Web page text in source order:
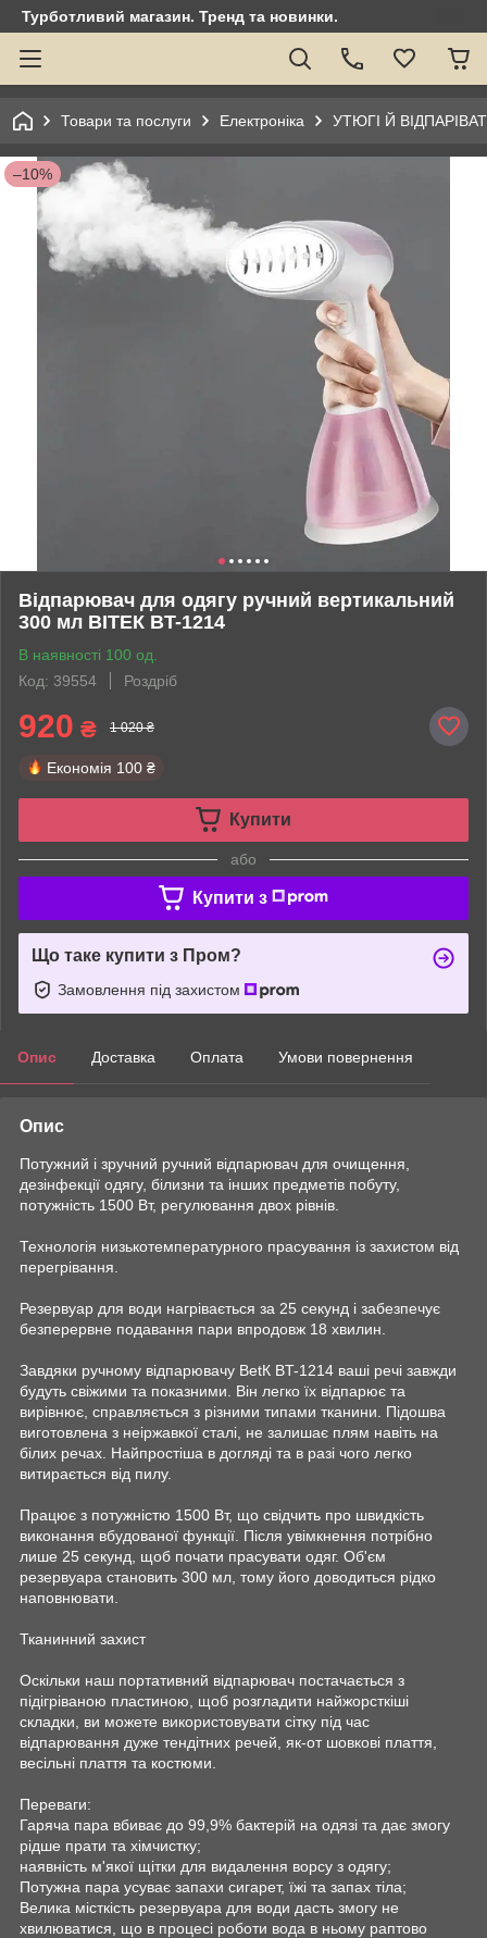
Турботливий магазин. Тренд та новинки.
Товари та послуги Електроніка УТЮГІ Й
–10%
Відпарювач для одягу ручний вертикальний
300 мл ВІТЕК BT-1214
В наявності 100 од.
Код: 39554
Роздріб
920 ₴ 1 020 ₴
Економія 100 ₴
Купити
або
Купити з
Що таке купити з Пром?
Замовлення під захистом
Опис Доставка Оплата Умови повернення
Опис
Потужний і зручний ручний відпарювач для очищення,
дезінфекції одягу, білизни та інших предметів побуту,
потужність 1500 Вт, регулювання двох рівнів.
Технологія низькотемпературного прасування із захистом від
перегрівання.
Резервуар для води нагрівається за 25 секунд і забезпечує
безперервне подавання пари впродовж 18 хвилин.
Завдяки ручному відпарювачу ВetК BT-1214 ваші речі завжди
будуть свіжими та показними. Він легко їх відпарює та
вирівнює, справляється з різними типами тканини. Підошва
виготовлена з неіржавкої сталі, не залишає плям навіть на
білих речах. Найпростіша в догляді та в разі чого легко
витирається від пилу.
Працює з потужністю 1500 Вт, що свідчить про швидкість
виконання вбудованої функції. Після увімкнення потрібно
лише 25 секунд, щоб почати прасувати одяг. Об'єм
резервуара становить 300 мл, тому його доводиться рідко
наповнювати.
Тканинний захист
Оскільки наш портативний відпарювач постачається з
підігріваною пластиною, щоб розгладити найжорсткіші
складки, ви можете використовувати сітку під час
відпарювання дуже тендітних речей, як-от шовкові плаття,
весільні плаття та костюми.
Переваги:
Гаряча пара вбиває до 99,9% бактерій на одязі та дає змогу
рідше прати та хімчистку;
наявність м'якої щітки для видалення ворсу з одягу;
Потужна пара усуває запахи сигарет, їжі та запах тіла;
Велика місткість резервуара для води дасть змогу не
хвилюватися, що в процесі роботи вода в ньому раптово